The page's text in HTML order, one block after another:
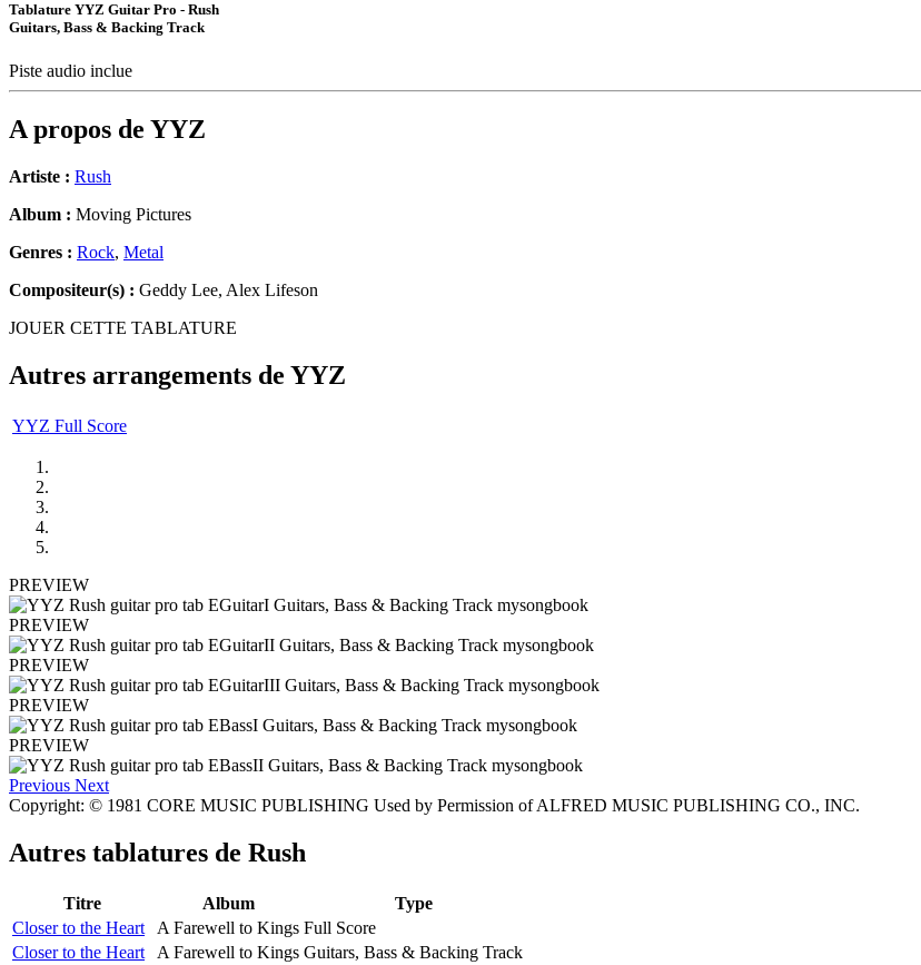
Tablature YYZ Guitar Pro - Rush
Guitars, Bass & Backing Track
Piste audio inclue
A propos de YYZ
Artiste : Rush
Album : Moving Pictures
Genres : Rock, Metal
Compositeur(s) : Geddy Lee, Alex Lifeson
JOUER CETTE TABLATURE
Autres arrangements de YYZ
YYZ Full Score
PREVIEW
PREVIEW
PREVIEW
PREVIEW
PREVIEW
Previous Next
Copyright: © 1981 CORE MUSIC PUBLISHING Used by Permission of ALFRED MUSIC PUBLISHING CO., INC.
Autres tablatures de Rush
Titre Album
Type
Closer to the Heart
A Farewell to Kings Full Score
Closer to the Heart
A Farewell to Kings Guitars, Bass & Backing Track